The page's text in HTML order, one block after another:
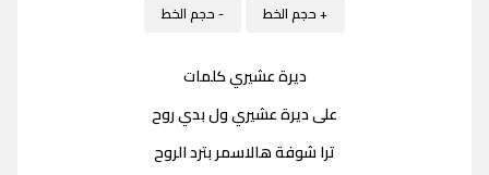
+ حجم الخط - حجم الخط
ديرة عشيري كلمات
على ديرة عشيري ول بدي روح
ترا شوفة هالاسمر بترد الروح